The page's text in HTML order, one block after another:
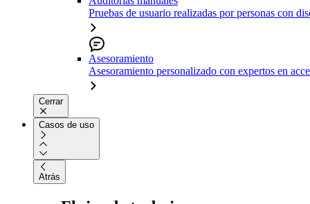
Pruebas de usuario realizadas por personas con
Asesoramiento
Asesoramiento personalizado con expertos en
Cerrar
Casos de uso
Atrás